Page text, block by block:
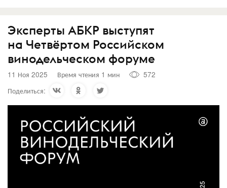
Эксперты АБКР выступят
на Четвёртом Российском
винодельческом форуме
11 Ноя 2025 Время чтения 1 мин
572
Поделиться: